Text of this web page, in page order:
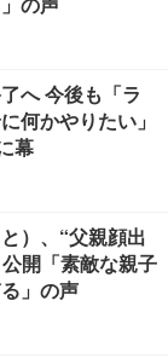
へ 今後も「ラ
何かやりたい」
幕
）、“父親顔出
開「素敵な親子
」の声